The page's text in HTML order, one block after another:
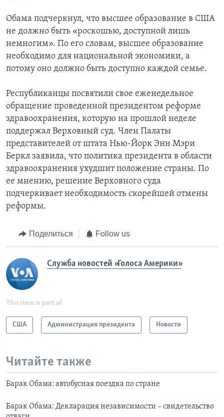
Обама подчеркнул, что высшее образование в США
не должно быть «роскошью, доступной лишь
немногим». По его словам, высшее образование
необходимо для национальной экономики, а
потому оно должно быть доступно каждой семье.
Республиканцы посвятили свое еженедельное
обращение проведенной президентом реформе
здравоохранения, которую на прошлой неделе
поддержал Верховный суд. Член Палаты
представителей от штата Нью-Йорк Энн Мэри
Беркл заявила, что политика президента в области
здравоохранения ухудшит положение страны. По
ее мнению, решение Верховного суда
подчеркивает необходимость скорейшей отмены
реформы.
Поделиться Follow us
Служба новостей «Голоса Америки»
This item is part of
США Администрация президента Новости
Читайте также
Барак Обама: автобусная поездка по стране
Барак Обама: Декларация независимости – свидетельство